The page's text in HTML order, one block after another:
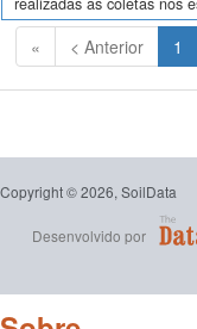
« < Anterior 1
Copyright © 2026, SoilData
Desenvolvido por